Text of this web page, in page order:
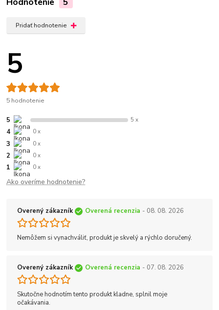
Pridať hodnotenie
5
5 hodnotenie
5 5 x
4 0 x
3 0 x
2 0 x
1 0 x
Ako overíme hodnotenie?
Overený zákazník Overená recenzia - 08. 08. 2026
Nemôžem si vynachváliť, produkt je skvelý a rýchlo doručený.
Overený zákazník Overená recenzia - 07. 08. 2026
Skutočne hodnotím tento produkt kladne, splnil moje
očakávania.